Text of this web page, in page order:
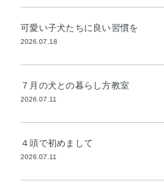
可愛い子犬たちに良い習慣を
2026.07.18
７月の犬との暮らし方教室
2026.07.11
４頭で初めまして
2026.07.11